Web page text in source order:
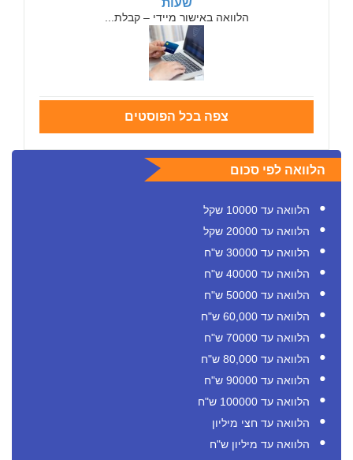
שעות
הלוואה באישור מיידי – קבלת...
צפה בכל הפוסטים
הלוואה לפי סכום
הלוואה עד 10000 שקל
הלוואה עד 20000 שקל
הלוואה עד 30000 ש"ח
הלוואה עד 40000 ש"ח
הלוואה עד 50000 ש"ח
הלוואה עד 60,000 ש"ח
הלוואה עד 70000 ש"ח
הלוואה עד 80,000 ש"ח
הלוואה עד 90000 ש"ח
הלוואה עד 100000 ש"ח
הלוואה עד חצי מיליון
הלוואה עד מיליון ש"ח